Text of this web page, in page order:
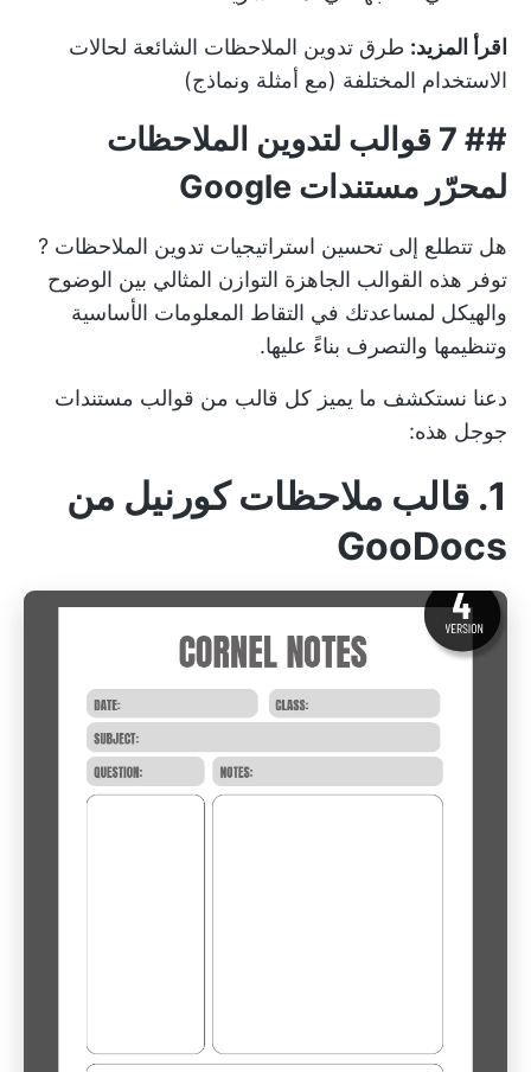
اقرأ المزيد: طرق تدوين الملاحظات الشائعة لحالات
الاستخدام المختلفة (مع أمثلة ونماذج)
## 7 قوالب لتدوين الملاحظات
لمحرّر مستندات Google
هل تتطلع إلى تحسين استراتيجيات تدوين الملاحظات ?
توفر هذه القوالب الجاهزة التوازن المثالي بين الوضوح
والهيكل لمساعدتك في التقاط المعلومات الأساسية
وتنظيمها والتصرف بناءً عليها.
دعنا نستكشف ما يميز كل قالب من قوالب مستندات
جوجل هذه:
1. قالب ملاحظات كورنيل من
GooDocs